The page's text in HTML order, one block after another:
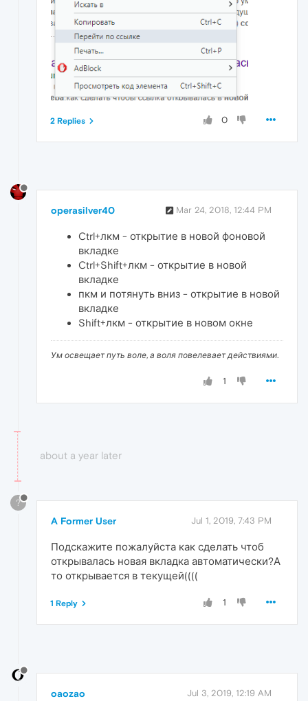
0
2 Replies
operasilver40 Mar 24, 2018, 12:44 PM
Ctrl+лкм - открытие в новой фоновой
вкладке
Ctrl+Shift+лкм - открытие в новой
вкладке
пкм и потянуть вниз - открытие в новой
вкладке
Shift+лкм - открытие в новом окне
Ум освещает путь воле, а воля повелевает действиями.
1
about a year later
?
A Former User Jul 1, 2019, 7:43 PM
Подскажите пожалуйста как сделать чтоб
открывалась новая вкладка автоматически?А
то открывается в текущей((((
1
1 Reply
oaozao Jul 3, 2019, 12:19 AM